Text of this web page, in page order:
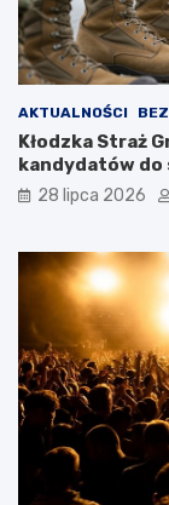
AKTUALNOŚCI
Kłodzka Straż
kandydatów do
28 lipca 2026